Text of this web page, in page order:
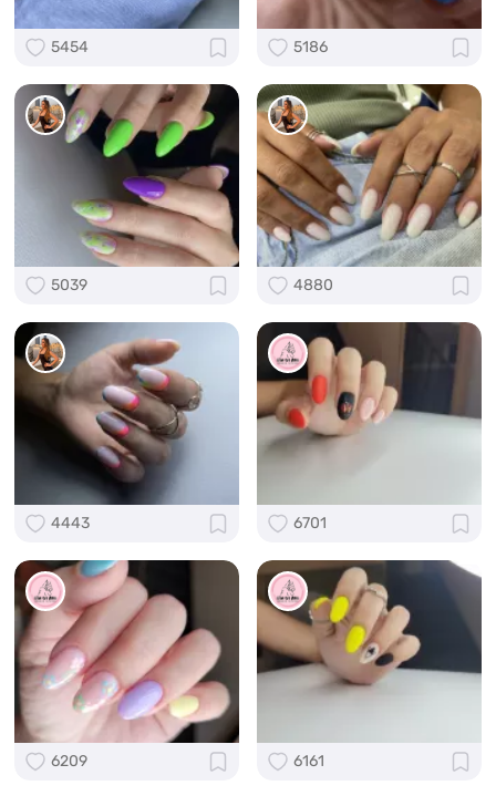
5454 5186
5039 4880
4443 6701
6209 6161